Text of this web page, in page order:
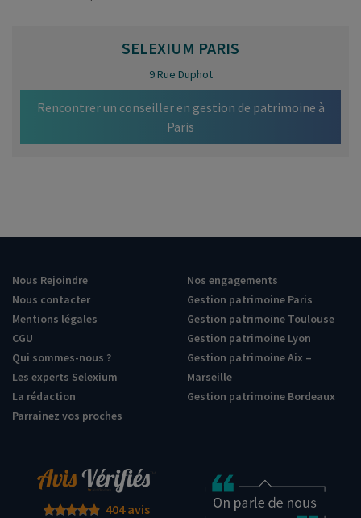
SELEXIUM PARIS
9 Rue Duphot
Rencontrer un conseiller en gestion de patrimoine à
Paris
Nous Rejoindre
Nous contacter
Mentions légales
CGU
Qui sommes-nous ?
Les experts Selexium
La rédaction
Parrainez vos proches
Nos engagements
Gestion patrimoine Paris
Gestion patrimoine Toulouse
Gestion patrimoine Lyon
Gestion patrimoine Aix –
Marseille
Gestion patrimoine Bordeaux
404 avis